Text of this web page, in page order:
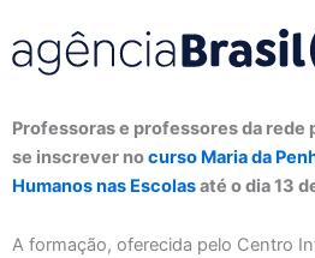
Professoras e professores da rede
se inscrever nocurso Maria da
Humanos nas Escolasaté o dia 13
A formação, oferecida pelo Centro